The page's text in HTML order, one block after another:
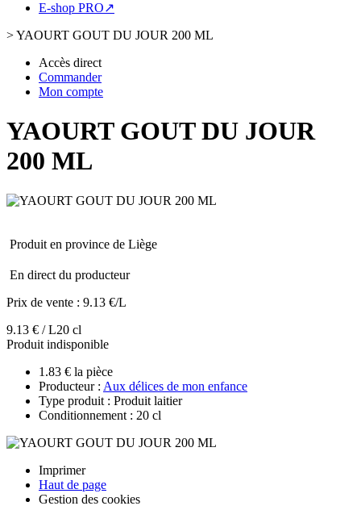
E-shop PRO↗
>YAOURT GOUT DU JOUR 200 ML
Accès direct
Commander
Mon compte
YAOURT GOUT DU JOUR
200 ML
Produit en province de Liège
En direct du producteur
Prix de vente : 9.13 €/L
9.13 € / L20 cl
Produit indisponible
1.83 € la pièce
Producteur : Aux délices de mon enfance
Type produit : Produit laitier
Conditionnement : 20 cl
Imprimer
Haut de page
Gestion des cookies